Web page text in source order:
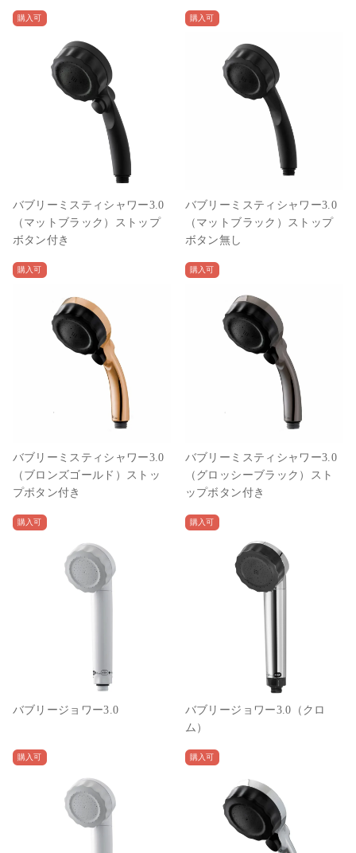
購入可
バブリーミスティシャワー3.0
（マットブラック）ストップ
ボタン付き
購入可
バブリーミスティシャワー3.0
（マットブラック）ストップ
ボタン無し
購入可
バブリーミスティシャワー3.0
（ブロンズゴールド）ストッ
プボタン付き
購入可
バブリーミスティシャワー3.0
（グロッシーブラック）スト
ップボタン付き
購入可
バブリージョワー3.0
購入可
バブリージョワー3.0（クロ
ム）
購入可 購入可